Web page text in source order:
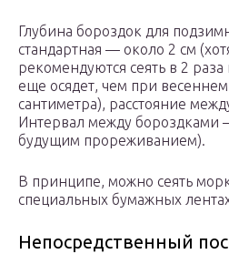
Глубина бороздок для
стандартная — около 2 см
рекомендуются сеять в 2
еще осядет, чем при весеннем
сантиметра), расстояние
Интервал между бороздками
будущим прореживанием).
В принципе, можно сеять
специальных бумажных
Непосредственный